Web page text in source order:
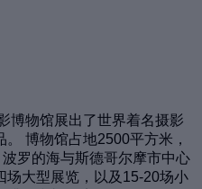
博物馆展出了世界着名摄影
博物馆占地2500平方米，
罗的海与斯德哥尔摩市中心
场大型展览，以及15-20场小